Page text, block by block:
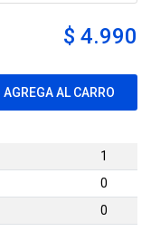
$ 4.990
AGREGA AL CARRO
1
0
0